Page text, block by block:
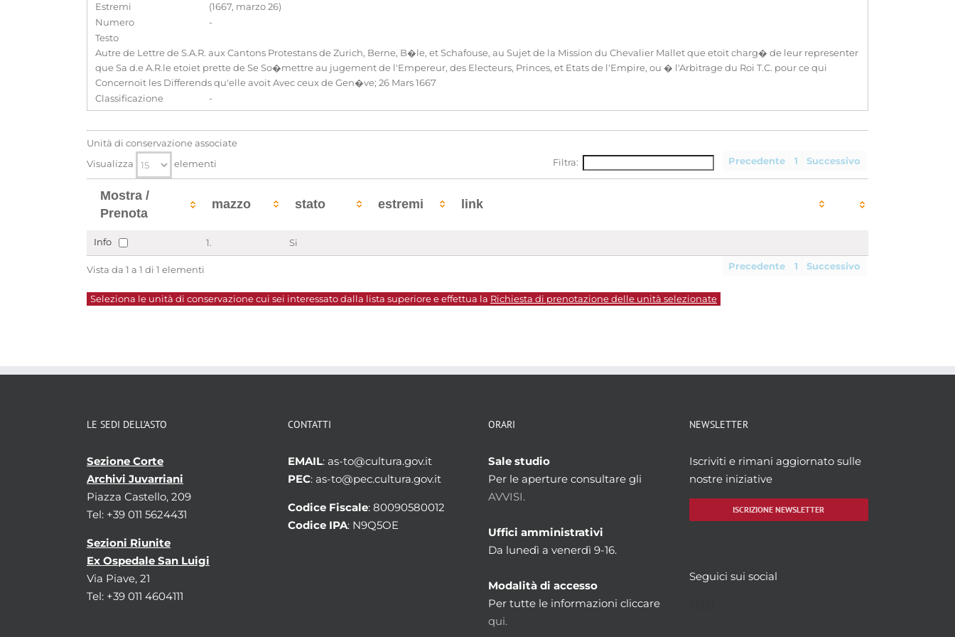
Estremi
(1667, marzo 26)
Numero
-
Testo
Autre de Lettre de S.A.R. aux Cantons Protestans de Zurich, Berne, B�le, et Schafouse, au Sujet de la Mission du Chevalier Mallet que etoit charg� de leur representer
que Sa d.e A.R.le etoiet prette de Se So�mettre au jugement de l'Empereur, des Electeurs, Princes, et Etats de l'Empire, ou � l'Arbitrage du Roi T.C. pour ce qui
Concernoit les Differends qu'elle avoit Avec ceux de Gen�ve; 26 Mars 1667
Classificazione
-
Unità di conservazione associate
Precedente
1 Successivo
Visualizza elementi Filtra:
Mostra /
Prenota
mazzo stato estremi link
Info 1. Si
Vista da 1 a 1 di 1 elementi Precedente 1 Successivo
Seleziona le unità di conservazione cui sei interessato dalla lista superiore e effettua la Richiesta di prenotazione delle unità selezionate
LE SEDI DELL’ASTO
Sezione Corte
Archivi Juvarriani
Piazza Castello, 209
Tel: +39 011 5624431
Sezioni Riunite
Ex Ospedale San Luigi
Via Piave, 21
Tel: +39 011 4604111
CONTATTI
EMAIL: as-to@cultura.gov.it
PEC: as-to@pec.cultura.gov.it
Codice Fiscale: 80090580012
Codice IPA: N9Q5OE
ORARI
Sale studio
Per le aperture consultare gli
AVVISI.
Uffici amministrativi
Da lunedì a venerdì 9-16.
Modalità di accesso
Per tutte le informazioni cliccare
qui.
NEWSLETTER
Iscriviti e rimani aggiornato sulle
nostre iniziative
ISCRIZIONE NEWSLETTER
Seguici sui social